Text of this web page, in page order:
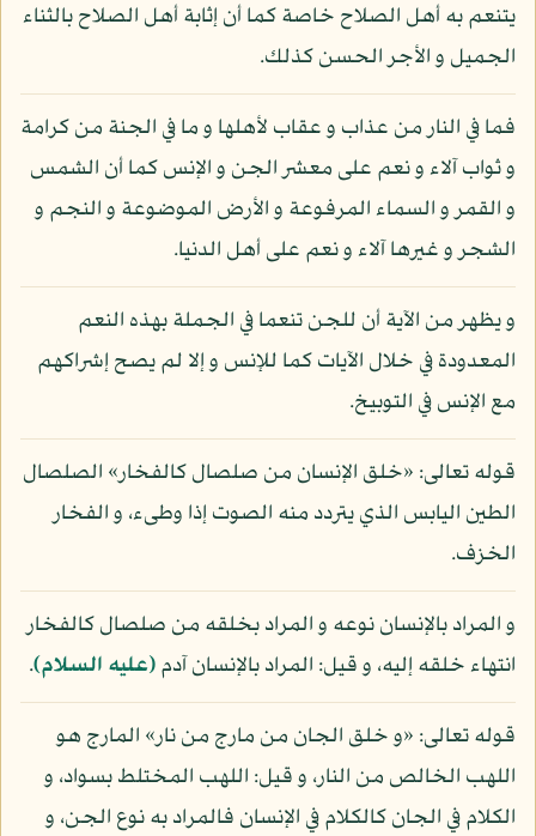
يتنعم به أهل الصلاح خاصة كما أن إثابة أهل الصلاح بالثناء
الجميل و الأجر الحسن كذلك.
فما في النار من عذاب و عقاب لأهلها و ما في الجنة من كرامة
و ثواب آلاء و نعم على معشر الجن و الإنس كما أن الشمس
و القمر و السماء المرفوعة و الأرض الموضوعة و النجم و
الشجر و غيرها آلاء و نعم على أهل الدنيا.
و يظهر من الآية أن للجن تنعما في الجملة بهذه النعم
المعدودة في خلال الآيات كما للإنس و إلا لم يصح إشراكهم
مع الإنس في التوبيخ.
قوله تعالى: «خلق الإنسان من صلصال كالفخار» الصلصال
الطين اليابس الذي يتردد منه الصوت إذا وطىء، و الفخار
الخزف.
و المراد بالإنسان نوعه و المراد بخلقه من صلصال كالفخار
انتهاء خلقه إليه، و قيل: المراد بالإنسان آدم(عليه السلام).
قوله تعالى: «و خلق الجان من مارج من نار» المارج هو
اللهب الخالص من النار، و قيل: اللهب المختلط بسواد، و
الكلام في الجان كالكلام في الإنسان فالمراد به نوع الجن، و